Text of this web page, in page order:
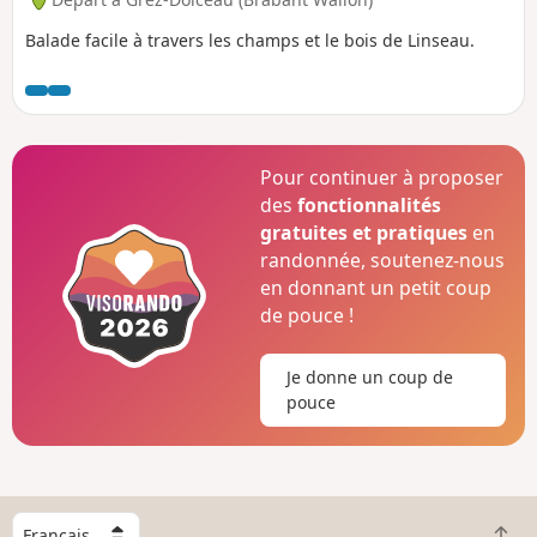
Balade facile à travers les champs et le bois de Linseau.
Pour continuer à proposer
desfonctionnalités
gratuites et pratiques en
randonnée, soutenez-nous
en donnant un petit coup
de pouce !
Je donne un coup de
pouce
C